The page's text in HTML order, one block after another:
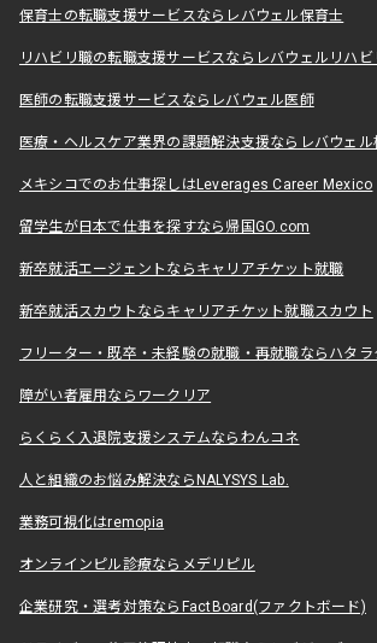
保育士の転職支援サービスならレバウェル保育士
リハビリ職の転職支援サービスならレバウェルリハビ
医師の転職支援サービスならレバウェル医師
医療・ヘルスケア業界の課題解決支援ならレバウェル
メキシコでのお仕事探しはLeverages Career Mexico
留学生が日本で仕事を探すなら帰国GO.com
新卒就活エージェントならキャリアチケット就職
新卒就活スカウトならキャリアチケット就職スカウト
フリーター・既卒・未経験の就職・再就職ならハタラ
障がい者雇用ならワークリア
らくらく入退院支援システムならわんコネ
人と組織のお悩み解決ならNALYSYS Lab.
業務可視化はremopia
オンラインピル診療ならメデリピル
企業研究・選考対策ならFactBoard(ファクトボード)